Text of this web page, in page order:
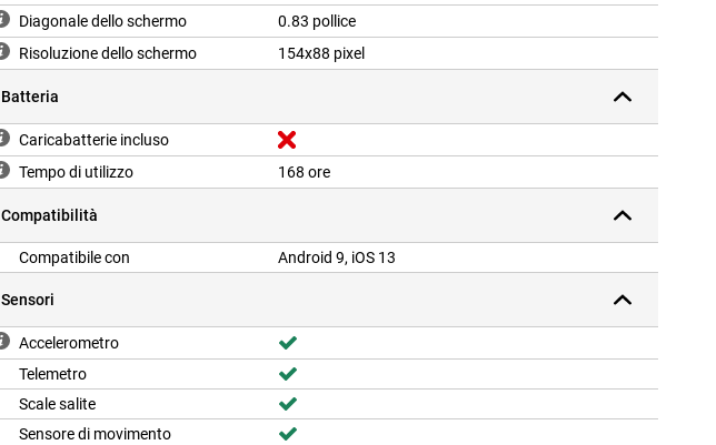
Diagonale dello schermo
0.83 pollice
Risoluzione dello schermo
154x88 pixel
Batteria
Caricabatterie incluso
Tempo di utilizzo
168 ore
Compatibilità
Compatibile con Android 9, iOS 13
Sensori
Accelerometro
Telemetro
Scale salite
Sensore di movimento